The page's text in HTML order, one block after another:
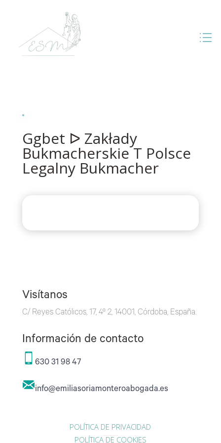
Ggbet ᐅ Zakłady
Bukmacherskie T Polsce
Legalny Bukmacher
Visítanos
C/ Reyes Católicos, 17, 4º 2, 14001, Córdoba, España.
Información de contacto
630 31 98 47
info@emiliasoriamonteroabogada.es
POLÍTICA DE PRIVACIDAD
POLÍTICA DE COOKIES